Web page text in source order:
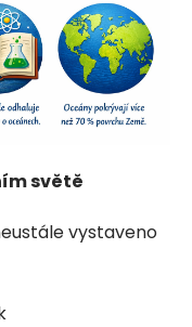
světě
vystaveno